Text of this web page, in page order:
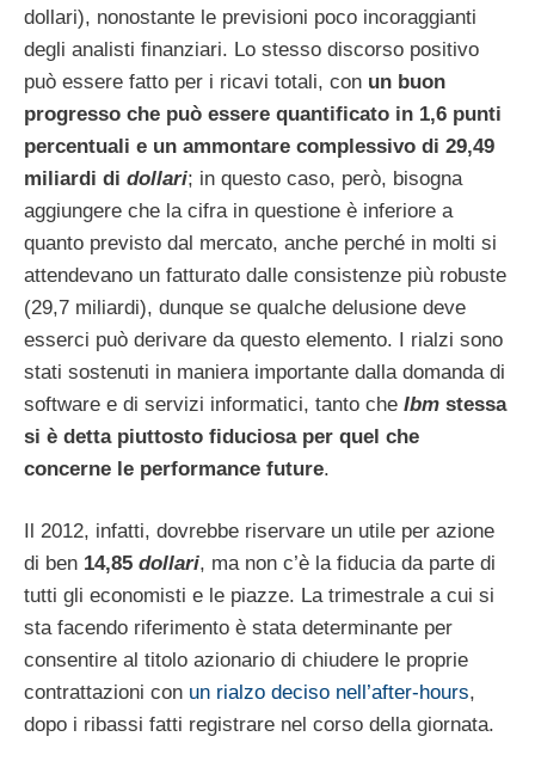
dollari), nonostante le previsioni poco incoraggianti
degli analisti finanziari. Lo stesso discorso positivo
può essere fatto per i ricavi totali, con un buon
progresso che può essere quantificato in 1,6 punti
percentuali e un ammontare complessivo di 29,49
miliardi di dollari; in questo caso, però, bisogna
aggiungere che la cifra in questione è inferiore a
quanto previsto dal mercato, anche perché in molti si
attendevano un fatturato dalle consistenze più robuste
(29,7 miliardi), dunque se qualche delusione deve
esserci può derivare da questo elemento. I rialzi sono
stati sostenuti in maniera importante dalla domanda di
software e di servizi informatici, tanto che Ibm stessa
si è detta piuttosto fiduciosa per quel che
concerne le performance future.
Il 2012, infatti, dovrebbe riservare un utile per azione
di ben 14,85 dollari, ma non c’è la fiducia da parte di
tutti gli economisti e le piazze. La trimestrale a cui si
sta facendo riferimento è stata determinante per
consentire al titolo azionario di chiudere le proprie
contrattazioni con un rialzo deciso nell’after-hours,
dopo i ribassi fatti registrare nel corso della giornata.